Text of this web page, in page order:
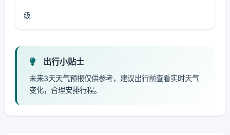
级
出行小贴士
未来3天天气预报仅供参考，建议出行前查看实时天气
变化，合理安排行程。